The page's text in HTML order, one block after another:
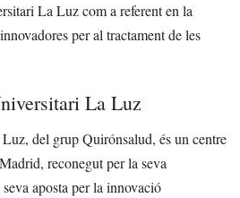
La Luz com a referent en la
per al tractament de les
La Luz
del grup Quirónsalud, és un centre
reconegut per la seva
aposta per la innovació